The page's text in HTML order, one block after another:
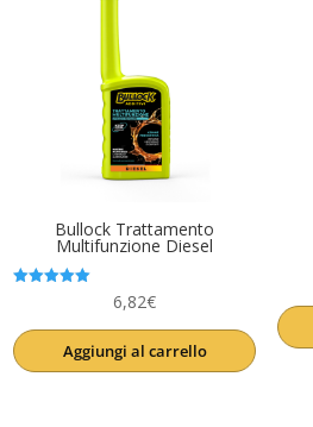
Bullock Trattamento
Multifunzione Diesel
6,82€
Aggiungi al carrello